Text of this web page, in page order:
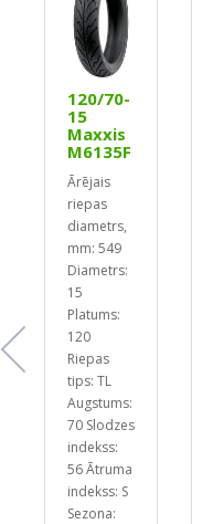
120/70-
15
Maxxis
M6135F
Ārējais
riepas
diametrs,
mm: 549
Diametrs:
15
Platums:
120
Riepas
tips: TL
Augstums:
70 Slodzes
indekss:
56Ātruma
indekss: S
Sezona: